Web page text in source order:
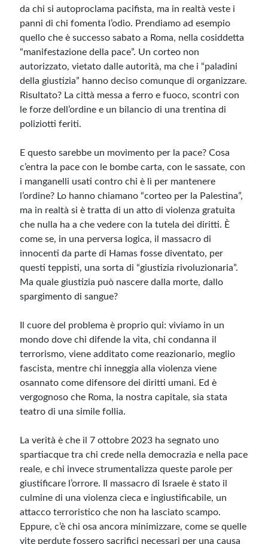
Meta
Feed dei contenuti
Feed dei commenti
da chi si autoproclama pacifista, ma in realtà veste i
panni di chi fomenta l’odio. Prendiamo ad esempio
quello che è successo sabato a Roma, nella cosiddetta
“manifestazione della pace”. Un corteo non
autorizzato, vietato dalle autorità, ma che i “paladini
della giustizia” hanno deciso comunque di organizzare.
Risultato? La città messa a ferro e fuoco, scontri con
le forze dell’ordine e un bilancio di una trentina di
poliziotti feriti.
E questo sarebbe un movimento per la pace? Cosa
c’entra la pace con le bombe carta, con le sassate, con
i manganelli usati contro chi è lì per mantenere
l’ordine? Lo hanno chiamano “corteo per la Palestina”,
ma in realtà si è tratta di un atto di violenza gratuita
che nulla ha a che vedere con la tutela dei diritti. È
come se, in una perversa logica, il massacro di
innocenti da parte di Hamas fosse diventato, per
questi teppisti, una sorta di “giustizia rivoluzionaria”.
Ma quale giustizia può nascere dalla morte, dallo
spargimento di sangue?
Il cuore del problema è proprio qui: viviamo in un
mondo dove chi difende la vita, chi condanna il
terrorismo, viene additato come reazionario, meglio
fascista, mentre chi inneggia alla violenza viene
osannato come difensore dei diritti umani. Ed è
vergognoso che Roma, la nostra capitale, sia stata
teatro di una simile follia.
La verità è che il 7 ottobre 2023 ha segnato uno
spartiacque tra chi crede nella democrazia e nella pace
reale, e chi invece strumentalizza queste parole per
giustificare l’orrore. Il massacro di Israele è stato il
culmine di una violenza cieca e ingiustificabile, un
attacco terroristico che non ha lasciato scampo.
Eppure, c’è chi osa ancora minimizzare, come se quelle
vite perdute fossero sacrifici necessari per una causa